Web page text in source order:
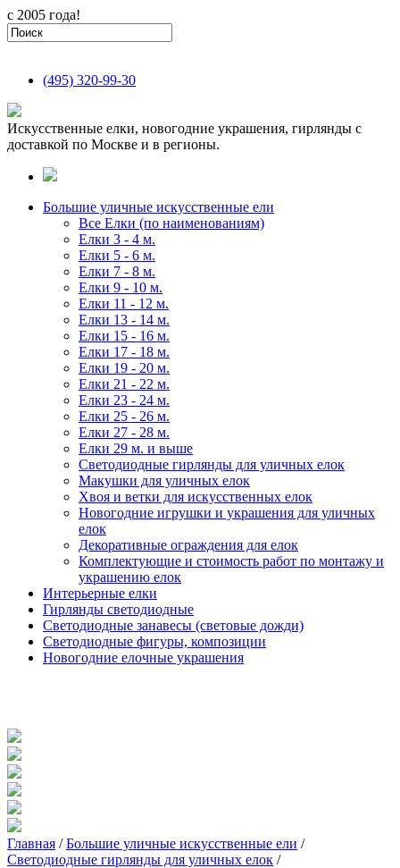
с 2005 года!
(495) 320-99-30
Искусственные елки, новогодние украшения, гирлянды с
доставкой по Москве и в регионы.
Большие уличные искусственные ели
Все Елки (по наименованиям)
Елки 3 - 4 м.
Елки 5 - 6 м.
Елки 7 - 8 м.
Елки 9 - 10 м.
Елки 11 - 12 м.
Елки 13 - 14 м.
Елки 15 - 16 м.
Елки 17 - 18 м.
Елки 19 - 20 м.
Елки 21 - 22 м.
Елки 23 - 24 м.
Елки 25 - 26 м.
Елки 27 - 28 м.
Елки 29 м. и выше
Светодиодные гирлянды для уличных елок
Макушки для уличных елок
Хвоя и ветки для искусственных елок
Новогодние игрушки и украшения для уличных
елок
Декоративные ограждения для елок
Комплектующие и стоимость работ по монтажу и
украшению елок
Интерьерные елки
Гирлянды светодиодные
Светодиодные занавесы (световые дожди)
Светодиодные фигуры, композиции
Новогодние елочные украшения
Главная / Большие уличные искусственные ели /
Светодиодные гирлянды для уличных елок /